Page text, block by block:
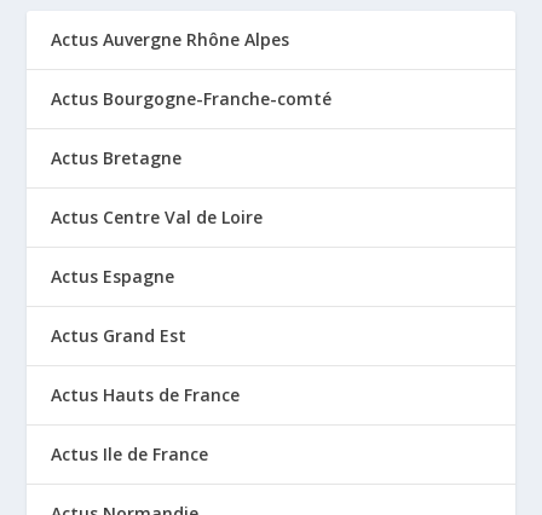
Actus Auvergne Rhône Alpes
Actus Bourgogne-Franche-comté
Actus Bretagne
Actus Centre Val de Loire
Actus Espagne
Actus Grand Est
Actus Hauts de France
Actus Ile de France